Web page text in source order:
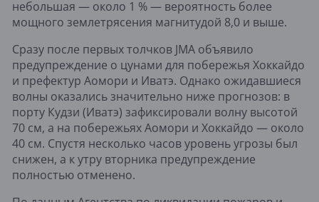
небольшая — около 1 % — вероятность более
мощного землетрясения магнитудой 8,0 и выше.
Сразу после первых толчков JMA объявило
предупреждение о цунами для побережья Хоккайдо
и префектур Аомори и Иватэ. Однако ожидавшиеся
волны оказались значительно ниже прогнозов: в
порту Кудзи (Иватэ) зафиксировали волну высотой
70 см, а на побережьях Аомори и Хоккайдо — около
40 см. Спустя несколько часов уровень угрозы был
снижен, а к утру вторника предупреждение
полностью отменено.